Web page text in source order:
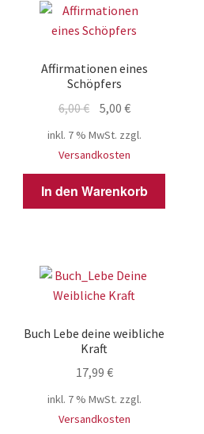
Affirmationen eines
Schöpfers
6,00€ Ursprünglicher
5,00 €Aktueller
ist:
inkl. 7 % MwSt. zzgl.
Versandkosten
In den Warenkorb
Buch Lebe deine weibliche
Kraft
17,99 €
inkl. 7 % MwSt. zzgl.
Versandkosten